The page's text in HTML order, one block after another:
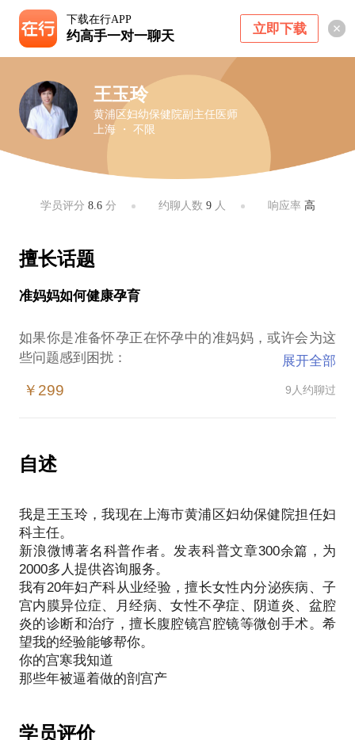
下载在行APP
约高手一对一聊天 立即下载
王玉玲
黄浦区妇幼保健院副主任医师
上海 ・ 不限
学员评分 8.6分 约聊人数 9人 响应率 高
擅长话题
准妈妈如何健康孕育
如果你是准备怀孕正在怀孕中的准妈妈，或许会为这
些问题感到困扰：
和输卵管不通畅。当然也有子宫性的原因如子宫内膜
必须找到不孕的原因，绝对不能笼统概括为宫寒，更
不能吃什么暖宫丸、孕子丸等药物。不排卵的要促排
只能通过精子库受精。
反复流产：流产的原因很多，如孕早期主要是染色体
异常引起的，流产率非常的高，这也是人类的一种自
我保护，防止不健康的胎儿出生。引起流产的原因还
包括感染、子宫的畸形、自身免疫疾病、宫颈机能不
全等。如果反复流产发生在孕10周以上要检查一下自
身免疫的抗体如抗心磷脂抗体，也要检查子宫颈的 机
能。宫颈机能的检查孕期和孕中期主要是测定宫颈管
的长度。免疫性复发流产需要用阿司匹林、抗凝药物
肌症。也许你你还很年轻，月经刚刚来潮没有多久，
展开全部
￥299 9人约聊过
自述
我是王玉玲，我现在上海市黄浦区妇幼保健院担任妇
科主任。
新浪微博著名科普作者。发表科普文章300余篇，为
2000多人提供咨询服务。
我有20年妇产科从业经验，擅长女性内分泌疾病、子
宫内膜异位症、月经病、女性不孕症、阴道炎、盆腔
炎的诊断和治疗，擅长腹腔镜宫腔镜等微创手术。希
望我的经验能够帮你。
你的宫寒我知道
学员评价